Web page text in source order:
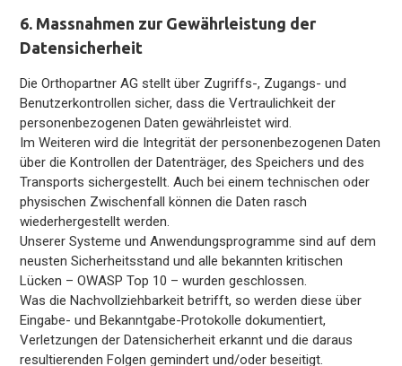
6. Massnahmen zur Gewährleistung der
Datensicherheit
Die Orthopartner AG stellt über Zugriffs-, Zugangs- und
Benutzerkontrollen sicher, dass die Vertraulichkeit der
personenbezogenen Daten gewährleistet wird.
Im Weiteren wird die Integrität der personenbezogenen Daten
über die Kontrollen der Datenträger, des Speichers und des
Transports sichergestellt. Auch bei einem technischen oder
physischen Zwischenfall können die Daten rasch
wiederhergestellt werden.
Unserer Systeme und Anwendungsprogramme sind auf dem
neusten Sicherheitsstand und alle bekannten kritischen
Lücken – OWASP Top 10 – wurden geschlossen.
Was die Nachvollziehbarkeit betrifft, so werden diese über
Eingabe- und Bekanntgabe-Protokolle dokumentiert,
Verletzungen der Datensicherheit erkannt und die daraus
resultierenden Folgen gemindert und/oder beseitigt.